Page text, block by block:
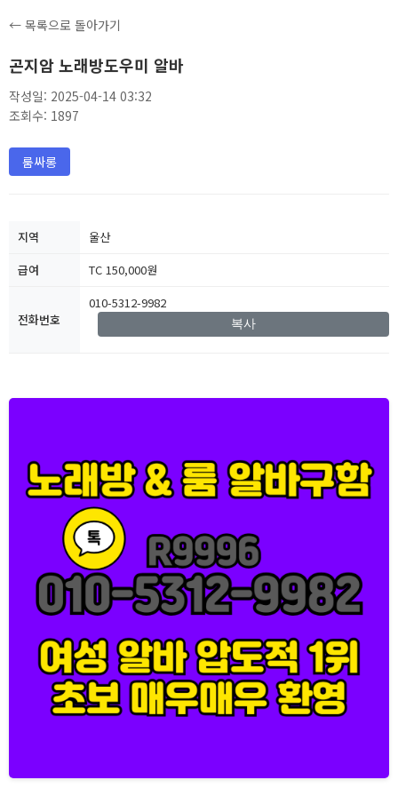
← 목록으로 돌아가기
곤지암 노래방도우미 알바
작성일: 2025-04-14 03:32
조회수: 1897
룸싸롱
지역
울산
급여
TC 150,000원
전화번호
010-5312-9982
복사